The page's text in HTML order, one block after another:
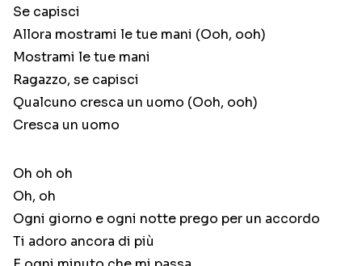
Se capisci
Allora mostrami le tue mani (Ooh, ooh)
Mostrami le tue mani
Ragazzo, se capisci
Qualcuno cresca un uomo (Ooh, ooh)
Cresca un uomo
Oh oh oh
Oh, oh
Ogni giorno e ogni notte prego per un accordo
Ti adoro ancora di più